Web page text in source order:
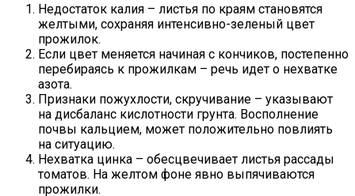
Недостаток калия – листья по краям становятся
желтыми, сохраняя интенсивно-зеленый цвет
прожилок.
Если цвет меняется начиная с кончиков, постепенно
перебираясь к прожилкам – речь идет о нехватке
азота.
Признаки пожухлости, скручивание – указывают
на дисбаланс кислотности грунта. Восполнение
почвы кальцием, может положительно повлиять
на ситуацию.
Нехватка цинка – обесцвечивает листья рассады
томатов. На желтом фоне явно выпячиваются
прожилки.